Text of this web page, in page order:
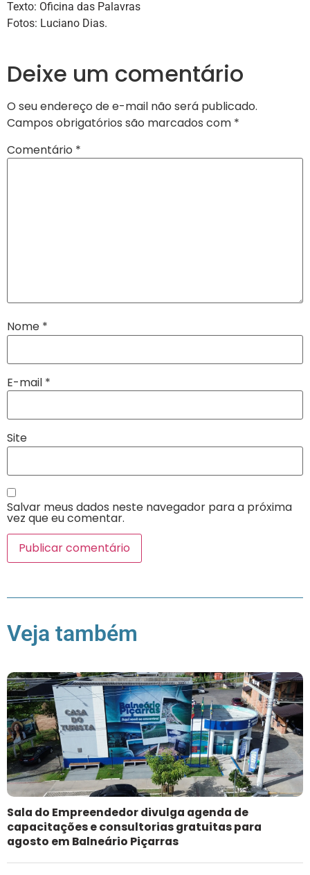
Texto: Oficina das Palavras
Fotos: Luciano Dias.
Deixe um comentário
O seu endereço de e-mail não será publicado.
Campos obrigatórios são marcados com *
Comentário *
Nome *
E-mail *
Site
Salvar meus dados neste navegador para a próxima
vez que eu comentar.
Veja também
Sala do Empreendedor divulga agenda de
capacitações e consultorias gratuitas para
agosto em Balneário Piçarras